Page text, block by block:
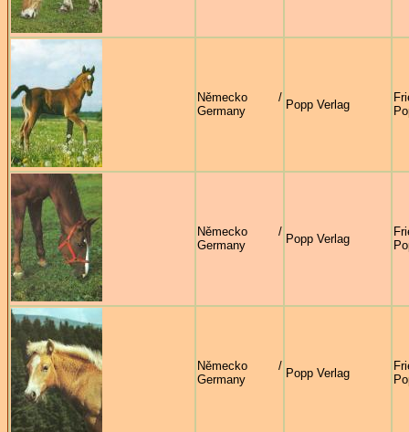
Německo /
Germany
Popp Verlag
Německo /
Germany
Popp Verlag
Německo /
Germany
Popp Verlag